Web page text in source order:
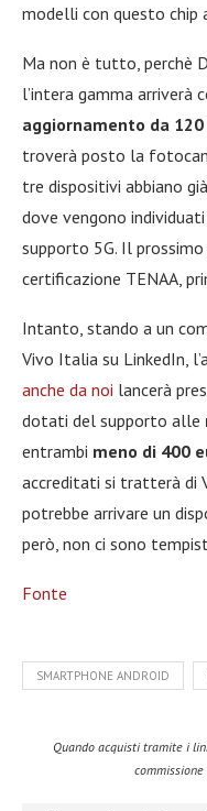
modelli con questo chip
Ma non è tutto, perchè
l’intera gamma arriverà
aggiornamento da 120
troverà posto la
tre dispositivi abbiano
dove vengono
supporto 5G. Il
certificazione TENAA,
Intanto, stando a un
Vivo Italia su LinkedIn,
anche da noi lancerà
dotati del supporto alle
entrambi meno di 400
accreditati si tratterà di
potrebbe arrivare un
però, non ci sono
Fonte
SMARTPHONE ANDROID
Quando acquisti tramite i